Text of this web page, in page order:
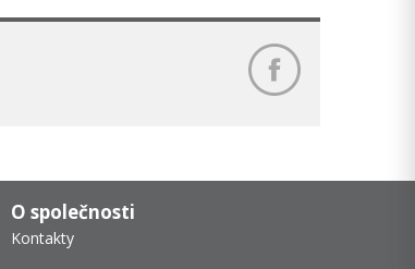
O společnosti
Kontakty